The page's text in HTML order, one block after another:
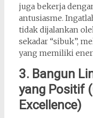
juga bekerja
antusiasme.
tidak dijalankan
sekadar “sibuk”,
yang memiliki
3. Bangun
yang Positif
Excellence)